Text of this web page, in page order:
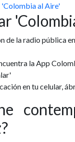
'Colombia al Aire'
de la radio pública
la App
en tu celular,